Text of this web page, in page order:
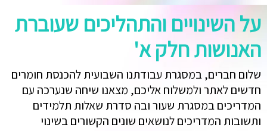
על השינויים והתהליכים שעוברת
האנושות חלק א'
שלום חברים, במסגרת עבודתנו השבועית להכנסת חומרים
חדשים לאתר ולמשלוח אליכם, מצאנו שיחה שנערכה עם
המדריכים במסגרת שעור ובה סדרת שאלות תלמידים
ותשובות המדריכים לנושאים שונים הקשורים בשינוי